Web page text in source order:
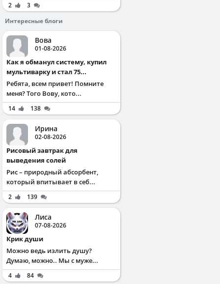
2
3
Интересные блоги
Вова
01-08-2026
Как я обманул систему, купил
мультиварку и стал 75...
Ребята, всем привет! Помните
меня? Того Вову, кото...
14 138
Ирина
02-08-2026
Рисовый завтрак для
выведения солей
Рис – природный абсорбент,
который впитывает в себ...
2 139
Лиса
07-08-2026
Крик души
Можно ведь излить душу?
Думаю, можно.. Мы с муже...
4 84